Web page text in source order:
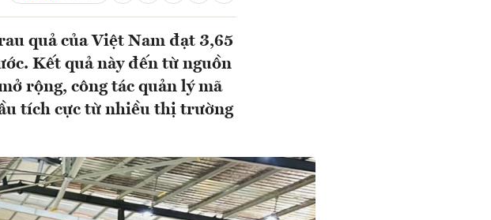
quả của Việt Nam đạt 3,65
Kết quả này đến từ nguồn
rộng, công tác quản lý mã
tích cực từ nhiều thị trường